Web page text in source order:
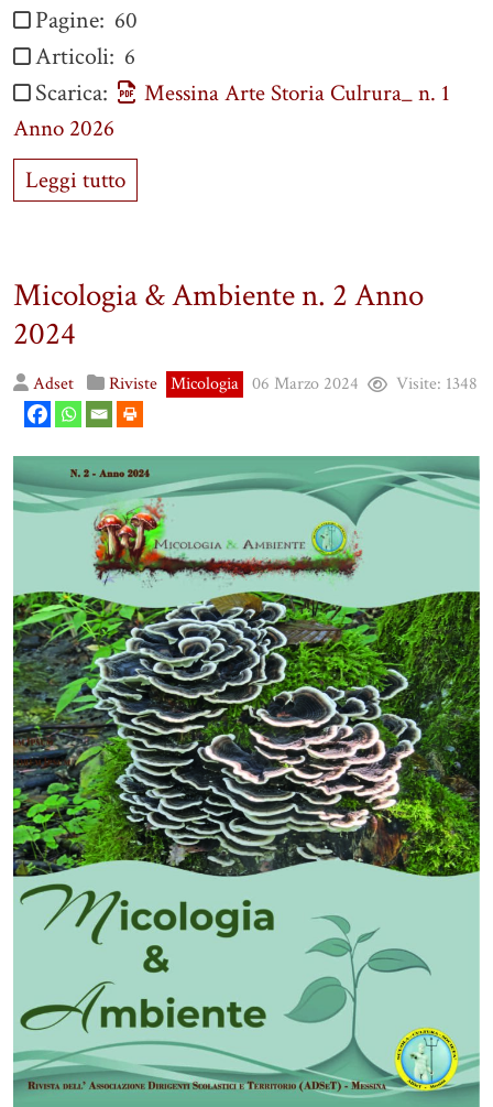
Pagine: 60
Articoli: 6
Scarica:
Messina Arte Storia Culrura_ n. 1
Anno 2026
Leggi tutto
Micologia & Ambiente n. 2 Anno
2024
Adset Riviste Micologia 06 Marzo 2024 Visite: 1348